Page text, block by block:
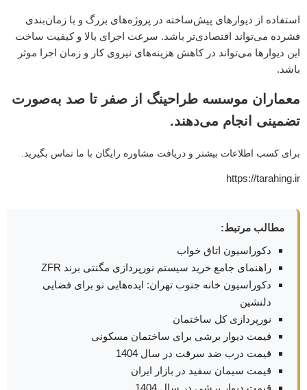
استفاده از دیوارهای پیش‌ساخته در پروژه‌های بزرگ و با زمان‌بندی
فشرده می‌تواند اقتصادی‌تر باشد. سرعت اجرای بالا و کیفیت ساخت
این دیوارها می‌تواند در کاهش هزینه‌های نیروی کار و زمان اجرا موثر
باشد.
معماران موسسه طراحینگ از صفر تا صد به‌صورت
تضمینی انجام می‌دهند.
برای کسب اطلاعات بیشتر و دریافت مشاوره رایگان با ما تماس بگیرید.
https://tarahing.ir
مطالب مرتبط:
دکوراسیون اتاق خواب
راهنمای جامع خرید سیستم نورپردازی مگنتی برند ZFR
دکوراسیون خانه جنوب تهران: ایده‌هایی نو برای فضایی
دلنشین
نورپردازی کل ساختمان
قیمت دیوار برشی برای ساختمان مسکونی
قیمت درب ضد سرقت در سال 1404
قیمت سیمان سفید در بازار ایران
قیمت دیوار برشی در سال 1404